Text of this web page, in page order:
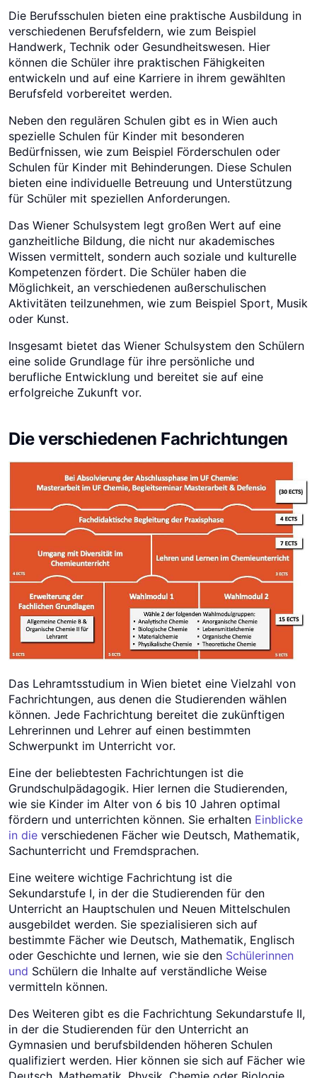
Die Berufsschulen bieten eine praktische Ausbildung in
verschiedenen Berufsfeldern, wie zum Beispiel
Handwerk, Technik oder Gesundheitswesen. Hier
können die Schüler ihre praktischen Fähigkeiten
entwickeln und auf eine Karriere in ihrem gewählten
Berufsfeld vorbereitet werden.
Neben den regulären Schulen gibt es in Wien auch
spezielle Schulen für Kinder mit besonderen
Bedürfnissen, wie zum Beispiel Förderschulen oder
Schulen für Kinder mit Behinderungen. Diese Schulen
bieten eine individuelle Betreuung und Unterstützung
für Schüler mit speziellen Anforderungen.
Das Wiener Schulsystem legt großen Wert auf eine
ganzheitliche Bildung, die nicht nur akademisches
Wissen vermittelt, sondern auch soziale und kulturelle
Kompetenzen fördert. Die Schüler haben die
Möglichkeit, an verschiedenen außerschulischen
Aktivitäten teilzunehmen, wie zum Beispiel Sport, Musik
oder Kunst.
Insgesamt bietet das Wiener Schulsystem den Schülern
eine solide Grundlage für ihre persönliche und
berufliche Entwicklung und bereitet sie auf eine
erfolgreiche Zukunft vor.
Die verschiedenen Fachrichtungen
Das Lehramtsstudium in Wien bietet eine Vielzahl von
Fachrichtungen, aus denen die Studierenden wählen
können. Jede Fachrichtung bereitet die zukünftigen
Lehrerinnen und Lehrer auf einen bestimmten
Schwerpunkt im Unterricht vor.
Eine der beliebtesten Fachrichtungen ist die
Grundschulpädagogik. Hier lernen die Studierenden,
wie sie Kinder im Alter von 6 bis 10 Jahren optimal
fördern und unterrichten können. Sie erhalten Einblicke
in die verschiedenen Fächer wie Deutsch, Mathematik,
Sachunterricht und Fremdsprachen.
Eine weitere wichtige Fachrichtung ist die
Sekundarstufe I, in der die Studierenden für den
Unterricht an Hauptschulen und Neuen Mittelschulen
ausgebildet werden. Sie spezialisieren sich auf
bestimmte Fächer wie Deutsch, Mathematik, Englisch
oder Geschichte und lernen, wie sie den Schülerinnen
und Schülern die Inhalte auf verständliche Weise
vermitteln können.
Des Weiteren gibt es die Fachrichtung Sekundarstufe II,
in der die Studierenden für den Unterricht an
Gymnasien und berufsbildenden höheren Schulen
qualifiziert werden. Hier können sie sich auf Fächer wie